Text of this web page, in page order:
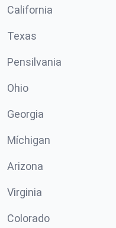
California
Texas
Pensilvania
Ohio
Georgia
Míchigan
Arizona
Virginia
Colorado